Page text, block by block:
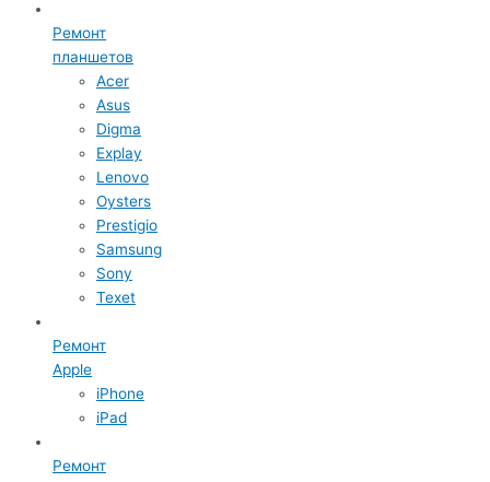
Ремонт
планшетов
Acer
Asus
Digma
Explay
Lenovo
Oysters
Prestigio
Samsung
Sony
Texet
Ремонт
Apple
iPhone
iPad
Ремонт